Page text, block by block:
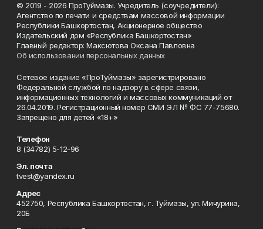
© 2019 - 2026 ПроТуймазы. Учредитель (соучредители):
Агентство по печати и средствам массовой информации
Республики Башкортостан, Акционерное общество
Издательский дом «Республика Башкортостан»
Главный редактор: Максютова Оксана Павловна
Об использовании персональных данных
Сетевое издание «ПроТуймазы» зарегистрировано
Федеральной службой по надзору в сфере связи,
информационных технологий и массовых коммуникаций от
26.04.2019. Регистрационный номер СМИ ЭЛ № ФС 77-75680.
Запрещено для детей «18+»
Телефон
8 (34782) 5-12-96
Эл. почта
tvest@yandex.ru
Адрес
452750, Республика Башкортостан, г. Туймазы, ул. Мичурина,
20Б